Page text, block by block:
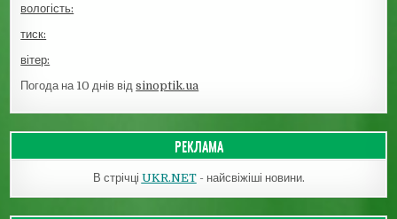
вологість:
тиск:
вітер:
Погода на 10 днів відsinoptik.ua
РЕКЛАМА
В стрічці UKR.NET- найсвіжіші новини.